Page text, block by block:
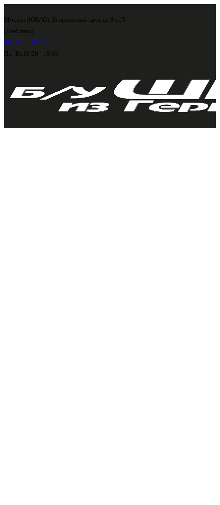
Москва (ЮВАО), Егорьевский проезд, 8 с15
(Люблино)
info@shini56.ru
Пн- Вс 10:00 - 19:00